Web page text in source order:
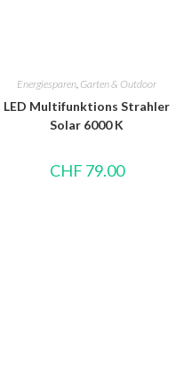
Energiesparen, Garten & Outdoor
LED Multifunktions Strahler
Solar 6000 K
CHF 79.00